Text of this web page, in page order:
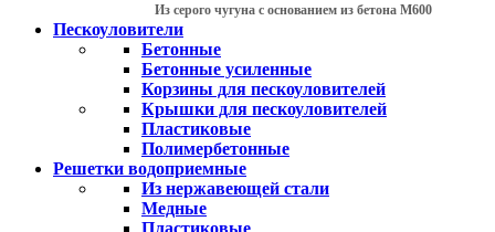
Из серого чугуна с основанием из бетона М600
Пескоуловители
Бетонные
Бетонные усиленные
Корзины для пескоуловителей
Крышки для пескоуловителей
Пластиковые
Полимербетонные
Решетки водоприемные
Из нержавеющей стали
Медные
Пластиковые